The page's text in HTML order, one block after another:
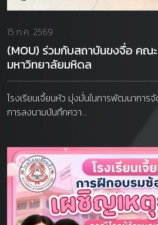
15 ก.ค. 2569
(MOU) ร่วมกับสถาบันขงจื่อ คณ
มหาวิทยาลัยมหิดล
โรงเรียนเจี้ยนหัว มุ่งมั่นในการพัฒนาการ
การลงนามบันทึกควา...